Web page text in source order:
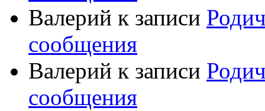
Валерий к записи
сообщения
Валерий к записи
сообщения